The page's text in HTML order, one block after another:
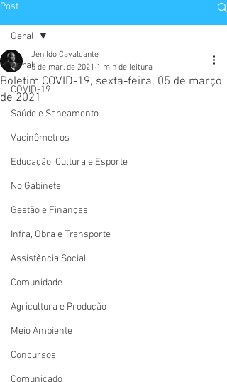
Post
Geral
COVID-19
Saúde e Saneamento
Vacinômetros
Educação, Cultura e Esporte
No Gabinete
Gestão e Finanças
Infra, Obra e Transporte
Assistência Social
Comunidade
Agricultura e Produção
Meio Ambiente
Concursos
Comunicado
Geral
Boletim COVID-19, sexta-feira, 05 de março
de 2021
Jenildo Cavalcante
5 de mar. de 2021 1 min de leitura